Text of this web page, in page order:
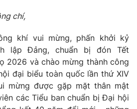
VTV Thể thao
Bất động sản
Tấm lòng Việt
Vươn mình bằng AI
chí,
khí vui mừng, phấn khởi kỷ
lập Đảng, chuẩn bị đón Tết
2026 và chào mừng thành công
đại biểu toàn quốc lần thứ XIV
mừng được gặp mặt thân mật
các Tiểu ban chuẩn bị Đại hội